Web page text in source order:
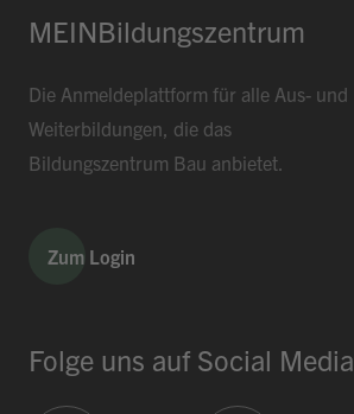
MEINBildungszentrum
Die Anmeldeplattform für alle Aus- und
Weiterbildungen, die das
Bildungszentrum Bau anbietet.
Zum Login
Folge uns auf Social Media